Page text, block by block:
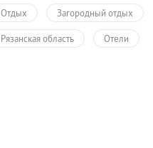
Отдых Загородный отдых
Рязанская область Отели